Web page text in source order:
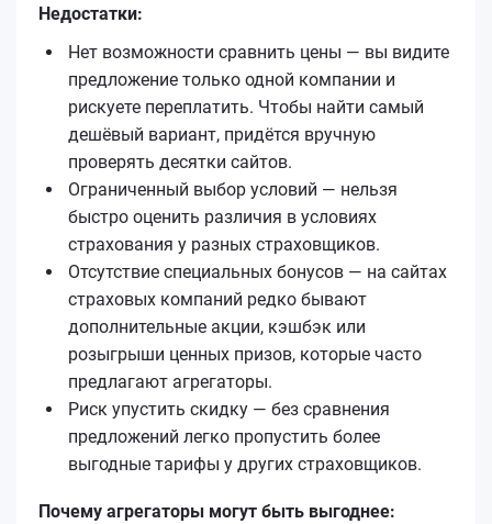
Недостатки:
Нет возможности сравнить цены — вы видите
предложение только одной компании и
рискуете переплатить. Чтобы найти самый
дешёвый вариант, придётся вручную
проверять десятки сайтов.
Ограниченный выбор условий — нельзя
быстро оценить различия в условиях
страхования у разных страховщиков.
Отсутствие специальных бонусов — на сайтах
страховых компаний редко бывают
дополнительные акции, кэшбэк или
розыгрыши ценных призов, которые часто
предлагают агрегаторы.
Риск упустить скидку — без сравнения
предложений легко пропустить более
выгодные тарифы у других страховщиков.
Почему агрегаторы могут быть выгоднее: